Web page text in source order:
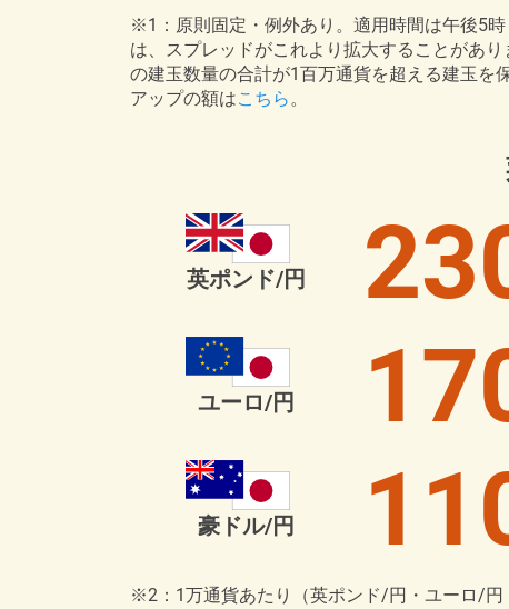
※1：原則固定・例外あり。適用時間は午後5
は、スプレッドがこれより拡大することがあ
の建玉数量の合計が1百万通貨を超える建玉を
アップの額はこちら 。
英ポンド/円
ユーロ/円
豪ドル/円
※2：1万通貨あたり（英ポンド/円・ユーロ/円